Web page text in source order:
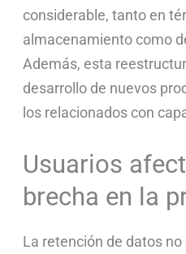
considerable, tanto en
almacenamiento como
Además, esta
desarrollo de nuevos
los relacionados con
Usuarios
brecha en la
La retención de datos